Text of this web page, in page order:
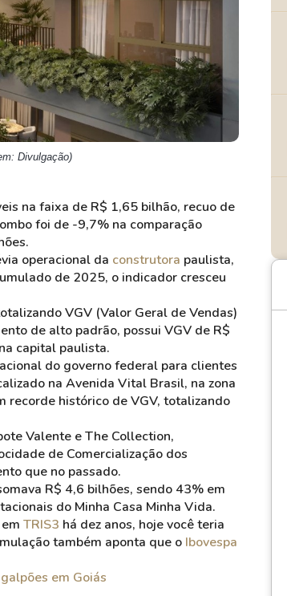
Divulgação)
na faixa de R$ 1,65 bilhão, recuo de
foi de -9,7% na comparação
operacional da construtora paulista,
de 2025, o indicador cresceu
VGV (Valor Geral de Vendas)
de alto padrão, possui VGV de R$
capital paulista.
do governo federal para clientes
na Avenida Vital Brasil, na zona
recorde histórico de VGV, totalizando
Valente e The Collection,
de Comercialização dos
que no passado.
R$ 4,6 bilhões, sendo 43% em
do Minha Casa Minha Vida.
TRIS3 há dez anos, hoje você teria
também aponta que o Ibovespa
em Goiás